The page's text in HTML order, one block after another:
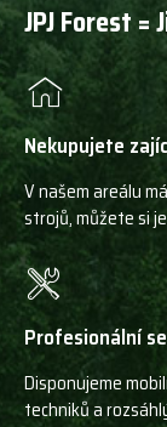
JPJ Forest
Nekupujete
V našem areálu
strojů, můžete si
Profesionální
Disponujeme
techniků a